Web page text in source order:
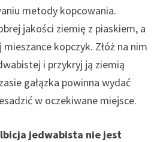
metody kopcowania.
jakości ziemię z piaskiem, a
kopczyk. Złóż na nim
i przykryj ją ziemią
gałązka powinna wydać
w oczekiwane miejsce.
jedwabista nie jest